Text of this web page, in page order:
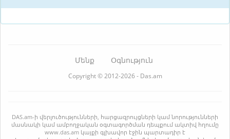
Մենք Օգնություն
Copyright © 2012-2026 - Das.am
DAS.am-ի վերլուծությունների, հարցազրույցների կամ նորությունների
մասնակի կամ ամբողջական օգտագործման դեպքում ակտիվ հղումը
www.das.am կայքի գլխավոր էջին պարտադիր է